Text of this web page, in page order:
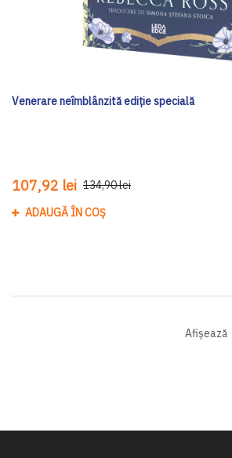
Venerare neîmblânzită ediţie specială
107,92 lei 134,90 lei
ADAUGĂ ÎN COȘ
Afișează